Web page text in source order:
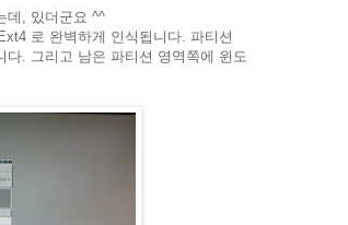
데, 있더군요 ^^
로 완벽하게 인식됩니다. 파티션
. 그리고 남은 파티션 영역쪽에 윈도